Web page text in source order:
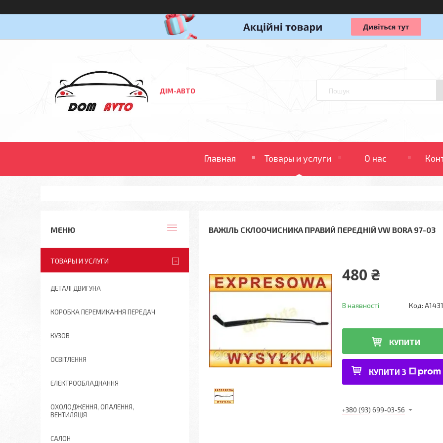
ДІМ-АВТО
Главная Товары и услуги О нас
ВАЖІЛЬ СКЛООЧИСНИКА ПРАВИЙ ПЕРЕДНІЙ VW BORA 97-03
480 ₴
В наявності Код:
КУПИТИ
КУПИТИ З
+380 (93) 699-03-56
ТОВАРЫ И УСЛУГИ
ДЕТАЛІ ДВИГУНА
КОРОБКА ПЕРЕМИКАННЯ ПЕРЕДАЧ
КУЗОВ
ОСВІТЛЕННЯ
ЕЛЕКТРООБЛАДНАННЯ
ОХОЛОДЖЕННЯ, ОПАЛЕННЯ,
ВЕНТИЛЯЦІЯ
САЛОН